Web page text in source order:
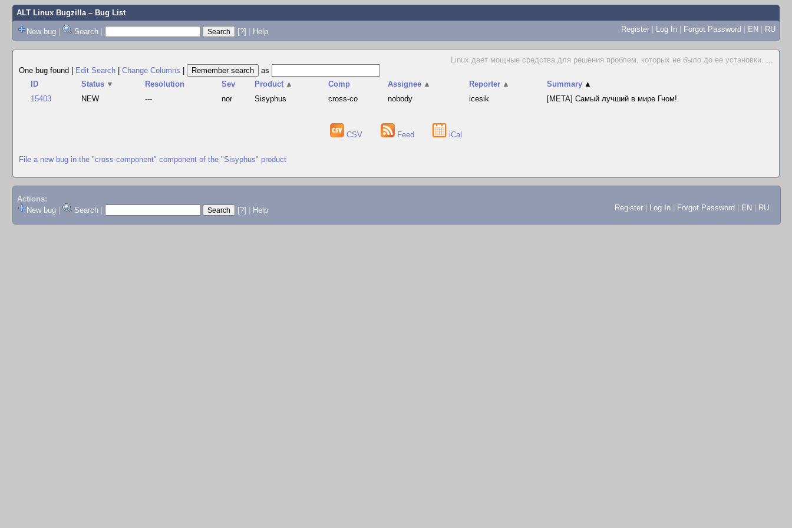
ALT Linux Bugzilla– Bug List
New bug | Search | [?] | Help Register | Log In | Forgot Password | EN | RU
Linux дает мощные средства для решения проблем, которых не было до ее установки. ...
One bug found
Edit Search Change Columns
as
ID
Status ▼ Resolution Sev Product ▲ Comp Assignee ▲ Reporter ▲ Summary ▲
15403
NEW --- nor Sisyphus cross-co nobody icesik [META] Самый лучший в мире Гном!
CSV Feed iCal
File a new bug in the "cross-component" component of the "Sisyphus" product
Actions:
New bug
Search [?] Help Register Log In Forgot Password EN RU